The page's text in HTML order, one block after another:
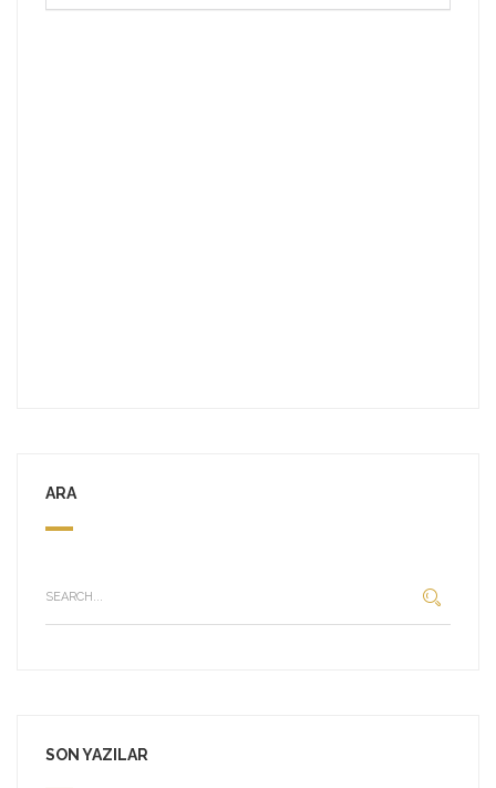
ARA
SON YAZILAR